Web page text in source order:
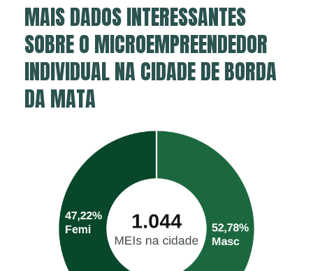
MAIS DADOS INTERESSANTES
SOBRE O MICROEMPREENDEDOR
INDIVIDUAL NA CIDADE DE BORDA
DA MATA